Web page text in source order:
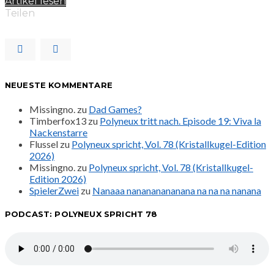
Teilen
NEUESTE KOMMENTARE
Missingno. zu Dad Games?
Timberfox13 zu Polyneux tritt nach. Episode 19: Viva la
Nackenstarre
Flussel zu Polyneux spricht, Vol. 78 (Kristallkugel-Edition
2026)
Missingno. zu Polyneux spricht, Vol. 78 (Kristallkugel-
Edition 2026)
SpielerZwei zu Nanaaa nanananananana na na na nanana
PODCAST: POLYNEUX SPRICHT 78